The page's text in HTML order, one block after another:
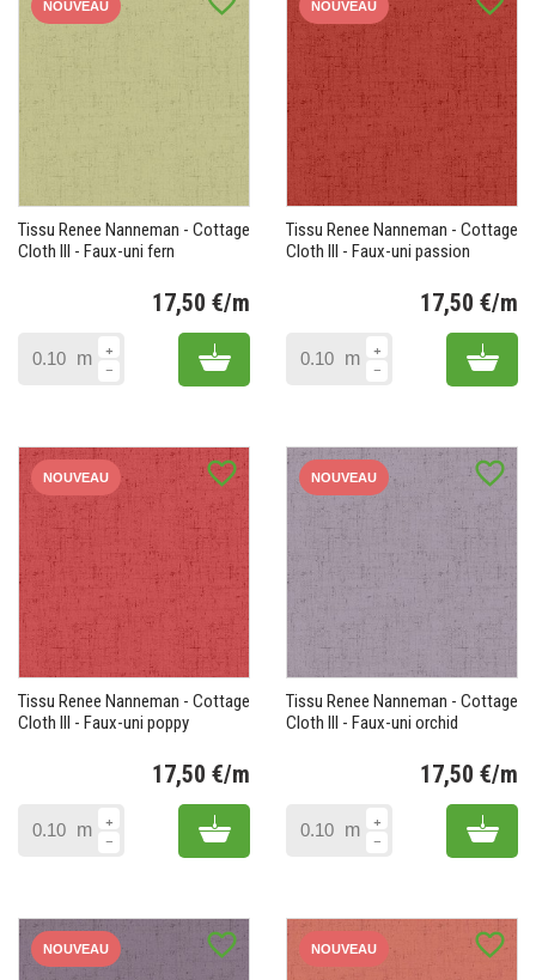
NOUVEAU
Tissu Renee Nanneman - Cottage
Cloth III - Faux-uni fern
17,50 €/m
m Add to cart
NOUVEAU
Tissu Renee Nanneman - Cottage
Cloth III - Faux-uni passion
17,50 €/m
m Add
favorite_border
NOUVEAU
Tissu Renee Nanneman - Cottage
Cloth III - Faux-uni poppy
17,50 €/m
m Add to cart
favorite_border
NOUVEAU
Tissu Renee Nanneman - Cottage
Cloth III - Faux-uni orchid
17,50 €/m
m Add
favorite_border
NOUVEAU favorite_border
NOUVEAU